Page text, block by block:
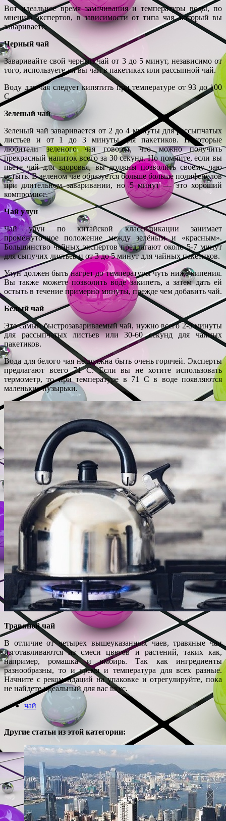
Вот идеальное время замачивания и температуры воды, по
мнению экспертов, в зависимости от типа чая, который вы
завариваете.
Черный чай
Заваривайте свой черный чай от 3 до 5 минут, независимо от
того, используете ли вы чай в пакетиках или рассыпной чай.
Воду для чая следует кипятить при температуре от 93 до 100
C.
Зеленый чай
Зеленый чай заваривается от 2 до 4 минуты для рассыпчатых
листьев и от 1 до 3 минуты для пакетиков. Некоторые
любители зеленого чая говорят, что можно получить
прекрасный напиток всего за 30 секунд. Но помните, если вы
пьете чай для здоровья, вы должны позволить своему чаю
остыть. В зеленом чае образуется больше больше полифенолов
при длительном заваривании, но 5 минут — это хороший
компромисс.
Чай улун
Чай улун по китайской классификации занимает
промежуточное положение между зелёным и «красным».
Большинство чайных экспертов предлагают около 5-7 минут
для сыпучих листьев и от 3 до 5 минут для чайных пакетиков.
Улун должен быть нагрет до температуры чуть ниже кипения.
Вы также можете позволить воде закипеть, а затем дать ей
остыть в течение примерно минуты, прежде чем добавить чай.
Белый чай
Это самый быстрозавариваемый чай, нужно всего 2-3 минуты
для рассыпчатых листьев или 30-60 секунд для чайных
пакетиков.
Вода для белого чая не должна быть очень горячей. Эксперты
предлагают всего 71 C. Если вы не хотите использовать
термометр, то при температуре в 71 С в воде появляются
маленькие пузырьки.
Травяной чай
В отличие от четырех вышеуказанных чаев, травяные чаи
изготавливаются из смеси цветов и растений, таких как,
например, ромашка и имбирь. Так как ингредиенты
разнообразны, то и время и температура для всех разные.
Начните с рекомендаций на упаковке и отрегулируйте, пока
не найдете идеальный для вас вкус.
чай
Другие статьи из этой категории: